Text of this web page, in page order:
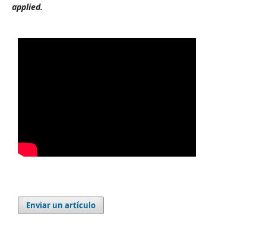
applied.
Enviar un artículo